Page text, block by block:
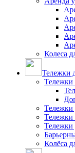
Колеса
Тележки
Тележки
Тележки
Тележки
Тележки
Колёса